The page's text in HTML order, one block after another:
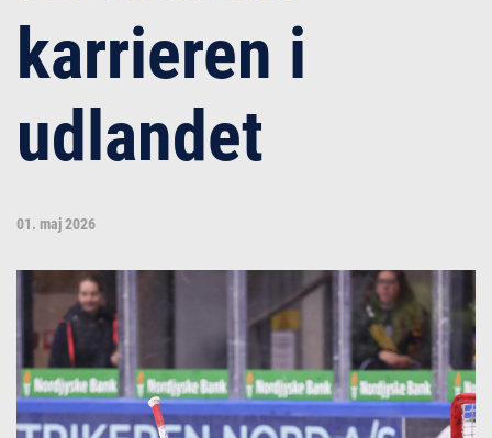
karrieren i
udlandet
01. maj 2026